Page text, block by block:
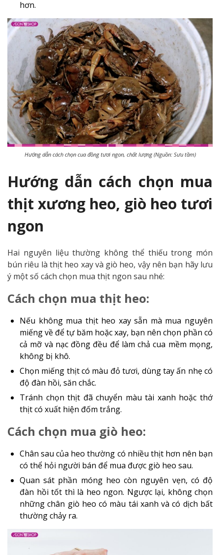
hơn.
Hướng dẫn cách chọn cua đồng tươi ngon, chất lượng (Nguồn: Sưu tầm)
Hướng dẫn cách chọn mua
thịt xương heo, giò heo tươi
ngon
Hai nguyên liệu thường không thể thiếu trong món
bún riêu là thịt heo xay và giò heo, vậy nên bạn hãy lưu
ý một số cách chọn mua thịt ngon sau nhé:
Cách chọn mua thịt heo:
Nếu không mua thịt heo xay sẵn mà mua nguyên
miếng về để tự băm hoặc xay, bạn nên chọn phần có
cả mỡ và nạc đồng đều để làm chả cua mềm mọng,
không bị khô.
Chọn miếng thịt có màu đỏ tươi, dùng tay ấn nhẹ có
độ đàn hồi, săn chắc.
Tránh chọn thịt đã chuyển màu tài xanh hoặc thớ
thịt có xuất hiện đốm trắng.
Cách chọn mua giò heo:
Chân sau của heo thường có nhiều thịt hơn nên bạn
có thể hỏi người bán để mua được giò heo sau.
Quan sát phần móng heo còn nguyên vẹn, có độ
đàn hồi tốt thì là heo ngon. Ngược lại, không chọn
những chân giò heo có màu tái xanh và có dịch bất
thường chảy ra.